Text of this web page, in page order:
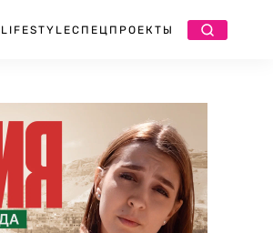
LIFESTYLEСПЕЦПРОЕКТЫ